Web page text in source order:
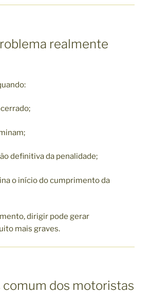
realmente
definitiva da penalidade;
o início do cumprimento da
dirigir pode gerar
mais graves.
comum dos motoristas